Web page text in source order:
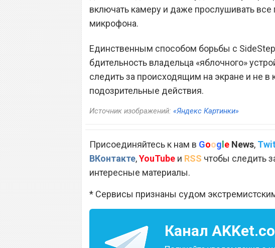
включать камеру и даже прослушивать
микрофона.
Единственным способом борьбы с
бдительность владельца «яблочного»
следить за происходящим на экране и не
подозрительные действия.
Источник изображений: «Яндекс Картинки»
Присоединяйтесь к нам в Goog e News,
ВКонтакте,YouTube и RSS чтобы следить
интересные материалы.
* Сервисы признаны судом
Канал